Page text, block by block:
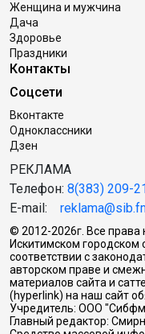
Женщина и мужчина
Дача
Здоровье
Праздники
Контакты
Соцсети
Вконтакте
Одноклассники
Дзен
РЕКЛАМА
Телефон: 8(383) 209-
E-mail:
© 2012-2026г. Все
Искитимском городском
соответствии с
авторском праве и
материалов сайта и
(hyperlink) на наш сайт
Учредитель: ООО "Сибфм
Главный редактор: